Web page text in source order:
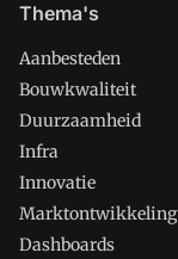
Thema's
Aanbesteden
Bouwkwaliteit
Duurzaamheid
Infra
Innovatie
Marktontwikkeling
Dashboards